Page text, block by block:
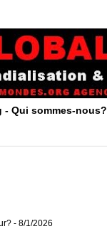
- Qui sommes-nous?
- 8/1/2026